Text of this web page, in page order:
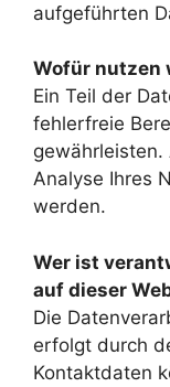
aufgeführten
Wofür nutzen
Ein Teil der
fehlerfreie
gewährleisten.
Analyse Ihres
werden.
Wer ist
auf dieser
Die
erfolgt durch
Kontaktdaten